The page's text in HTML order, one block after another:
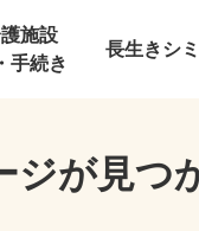
施設
手続き
長生きシ
ジが見つ